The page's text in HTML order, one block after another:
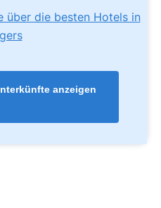
über die besten Hotels in
anzeigen